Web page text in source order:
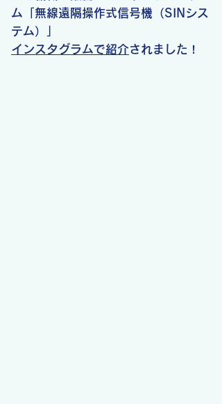
ム「無線遠隔操作式信号機（SINシス
テム）」
インスタグラムで紹介されました ！